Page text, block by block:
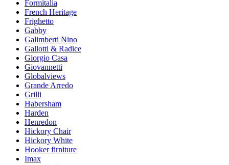
Formitalia
French Heritage
Frighetto
Gabby
Galimberti Nino
Gallotti & Radice
Giorgio Casa
Giovannetti
Globalviews
Grande Arredo
Grilli
Habersham
Harden
Henredon
Hickory Chair
Hickory White
Hooker firniture
Imax